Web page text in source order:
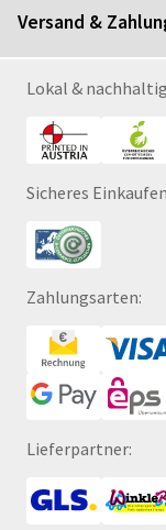
Versand &
Lokal &
Sicheres
Zahlungsarten:
Lieferpartner: